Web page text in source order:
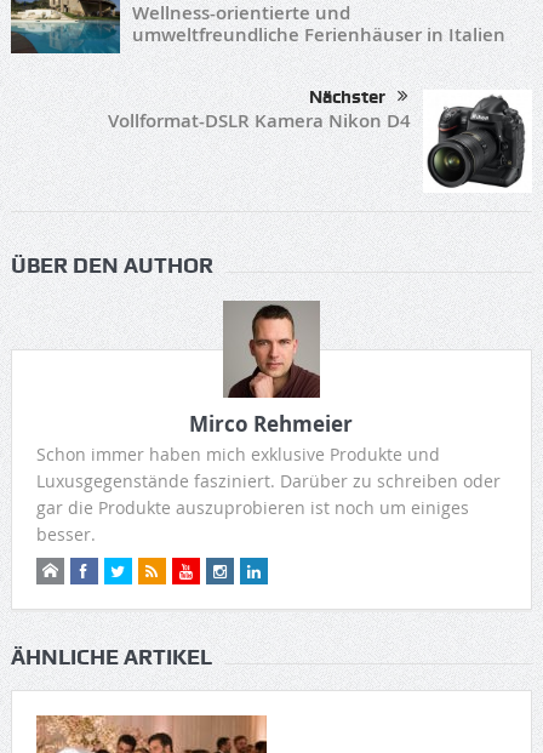
Wellness-orientierte und
umweltfreundliche Ferienhäuser in Italien
Nächster
Vollformat-DSLR Kamera Nikon D4
ÜBER DEN AUTHOR
Mirco Rehmeier
Schon immer haben mich exklusive Produkte und
Luxusgegenstände fasziniert. Darüber zu schreiben oder
gar die Produkte auszuprobieren ist noch um einiges
besser.
ÄHNLICHE ARTIKEL